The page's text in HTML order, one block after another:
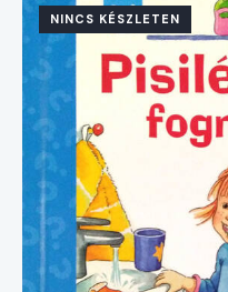
NINCS KÉSZLETEN